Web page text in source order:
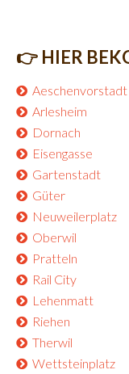
👉 HIER
Aeschenvorstadt
Arlesheim
Dornach
Eisengasse
Gartenstadt
Güter
Neuweilerplatz
Oberwil
Pratteln
Rail City
Lehenmatt
Riehen
Therwil
Wettsteinplatz